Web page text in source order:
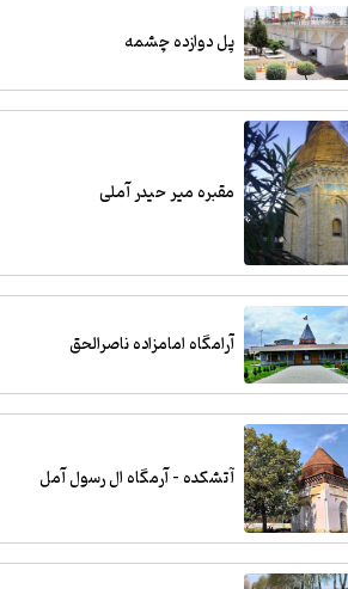
پل دوازده چشمه
مقبره میر حیدر آملی
آرامگاه امامزاده ناصرالحق
آتشکده - آرمگاه ال رسول آمل